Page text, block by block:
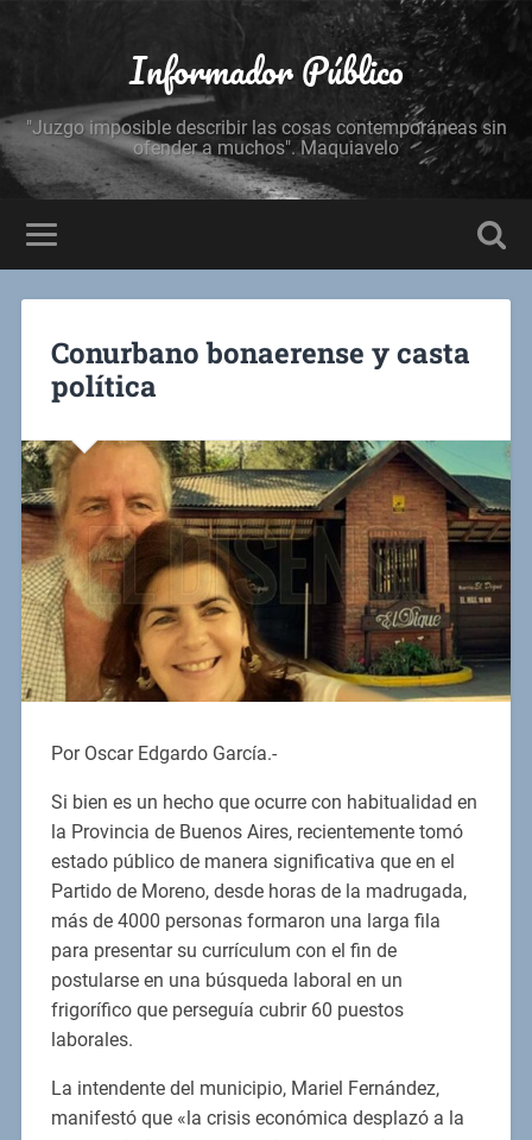
Informador Público
"Juzgo imposible describir las cosas contemporáneas sin
ofender a muchos". Maquiavelo
Conurbano bonaerense y casta
política
Por Oscar Edgardo García.-
Si bien es un hecho que ocurre con habitualidad en
la Provincia de Buenos Aires, recientemente tomó
estado público de manera significativa que en el
Partido de Moreno, desde horas de la madrugada,
más de 4000 personas formaron una larga fila
para presentar su currículum con el fin de
postularse en una búsqueda laboral en un
frigorífico que perseguía cubrir 60 puestos
laborales.
La intendente del municipio, Mariel Fernández,
manifestó que «la crisis económica desplazó a la